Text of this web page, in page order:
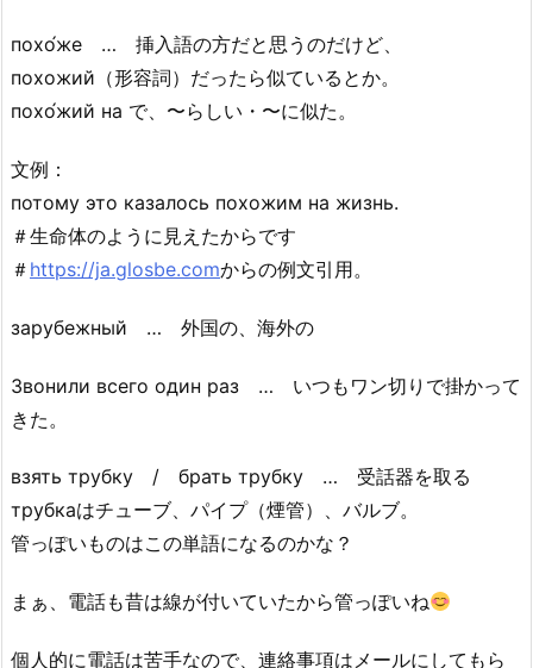
похо́же … 挿入語の方だと思うのだけど、
похожий（形容詞）だったら似ているとか。
похо́жий на で、〜らしい・〜に似た。
文例：
потому это казалось похожим на жизнь.
＃生命体のように見えたからです
＃ https://ja.glosbe.comからの例文引用。
зарубежный … 外国の、海外の
Звонили всего один раз … いつもワン切りで掛かって
きた。
взять трубку / брать трубку … 受話器を取る
трубкаはチューブ、パイプ（煙管）、バルブ。
管っぽいものはこの単語になるのかな？
まぁ、電話も昔は線が付いていたから管っぽいね
個人的に電話は苦手なので、連絡事項はメールにしてもら